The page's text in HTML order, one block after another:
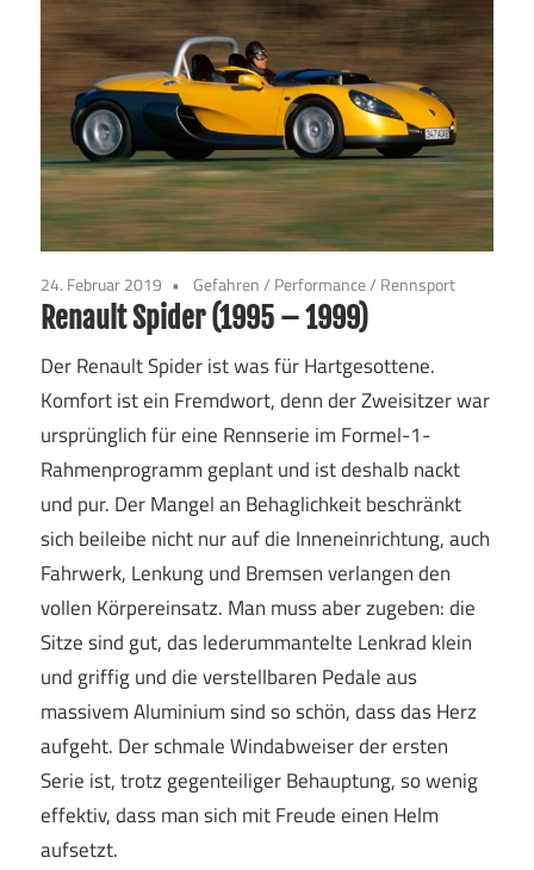
24. Februar 2019 Gefahren/ Performance/ Rennsport
Renault Spider (1995 – 1999)
Der Renault Spider ist was für Hartgesottene.
Komfort ist ein Fremdwort, denn der Zweisitzer war
ursprünglich für eine Rennserie im Formel-1-
Rahmenprogramm geplant und ist deshalb nackt
und pur. Der Mangel an Behaglichkeit beschränkt
sich beileibe nicht nur auf die Inneneinrichtung, auch
Fahrwerk, Lenkung und Bremsen verlangen den
vollen Körpereinsatz. Man muss aber zugeben: die
Sitze sind gut, das lederummantelte Lenkrad klein
und griffig und die verstellbaren Pedale aus
massivem Aluminium sind so schön, dass das Herz
aufgeht. Der schmale Windabweiser der ersten
Serie ist, trotz gegenteiliger Behauptung, so wenig
effektiv, dass man sich mit Freude einen Helm
aufsetzt.